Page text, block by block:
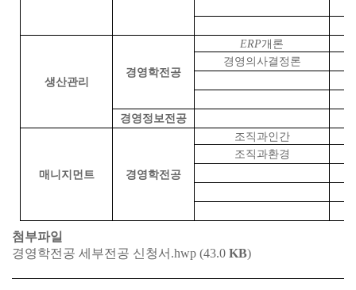
생산관리
경영학전공
ERP개론
경영의사결정론
경영정보전공
매니지먼트 경영학전공
조직과인간
조직과환경
첨부파일
경영학전공 세부전공 신청서.hwp (43.0 KB)